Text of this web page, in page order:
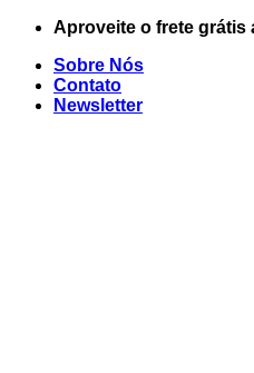
Skip
content
Aproveite o frete grátis
Sobre Nós
Contato
Newsletter